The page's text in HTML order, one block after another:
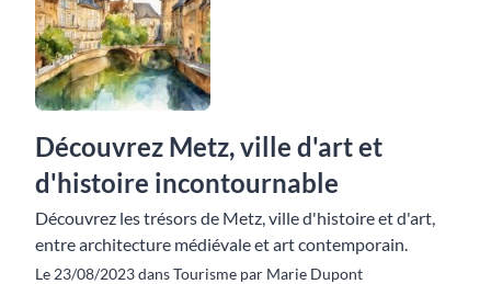
Découvrez Metz, ville d'art et
d'histoire incontournable
Découvrez les trésors de Metz, ville d'histoire et d'art,
entre architecture médiévale et art contemporain.
Le 23/08/2023 dans Tourisme par Marie Dupont